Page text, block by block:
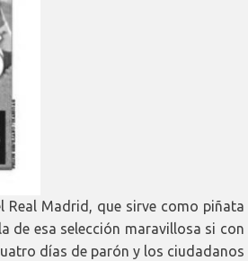
Real Madrid, que sirve como piñata
de esa selección maravillosa si con
días de parón y los ciudadanos